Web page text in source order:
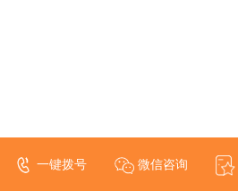
一键拨号 微信咨询